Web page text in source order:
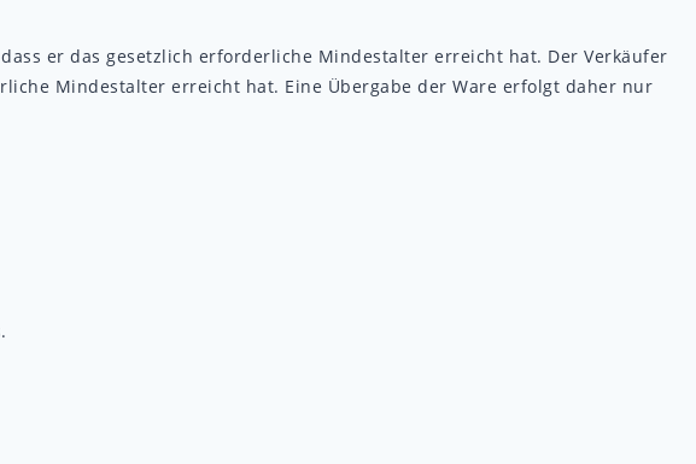
er das gesetzlich erforderliche Mindestalter erreicht hat. Der Verkäufer
Mindestalter erreicht hat. Eine Übergabe der Ware erfolgt daher nur